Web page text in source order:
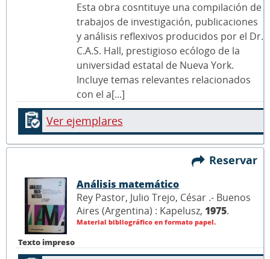
Esta obra cosntituye una compilación de
trabajos de investigación, publicaciones
y análisis reflexivos producidos por el Dr.
C.A.S. Hall, prestigioso ecólogo de la
universidad estatal de Nueva York.
Incluye temas relevantes relacionados
con el a[...]
Ver ejemplares
Reservar
Texto impreso
Análisis matemático
Rey Pastor, Julio Trejo, César .- Buenos
Aires (Argentina) : Kapelusz, 1975.
Material bibliográfico en formato papel.